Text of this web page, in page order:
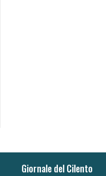
Giornale del Cilento